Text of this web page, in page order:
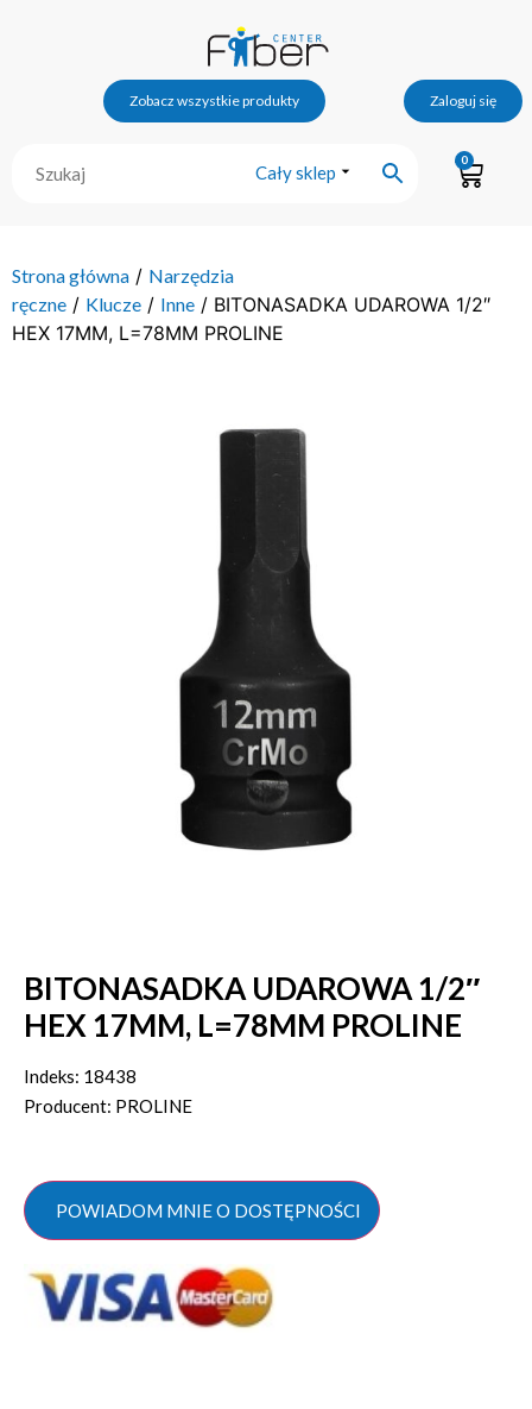
Zobacz wszystkie produkty Zaloguj się
Cały sklep
0
Strona główna / Narzędzia
ręczne / Klucze / Inne / BITONASADKA UDAROWA 1/2″
HEX 17MM, L=78MM PROLINE
BITONASADKA UDAROWA 1/2″
HEX 17MM, L=78MM PROLINE
Indeks: 18438
Producent: PROLINE
POWIADOM MNIE O DOSTĘPNOŚCI